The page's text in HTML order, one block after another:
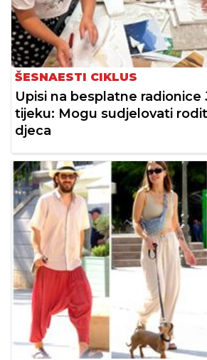
ŠESNAESTI CIKLUS
Upisi na besplatne radionice
tijeku: Mogu sudjelovati
djeca